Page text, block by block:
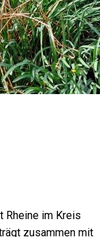
Rheine im Kreis
zusammen mit